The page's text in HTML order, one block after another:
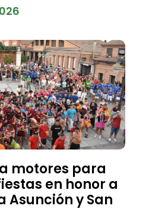
motores para
en honor a
Asunción y San